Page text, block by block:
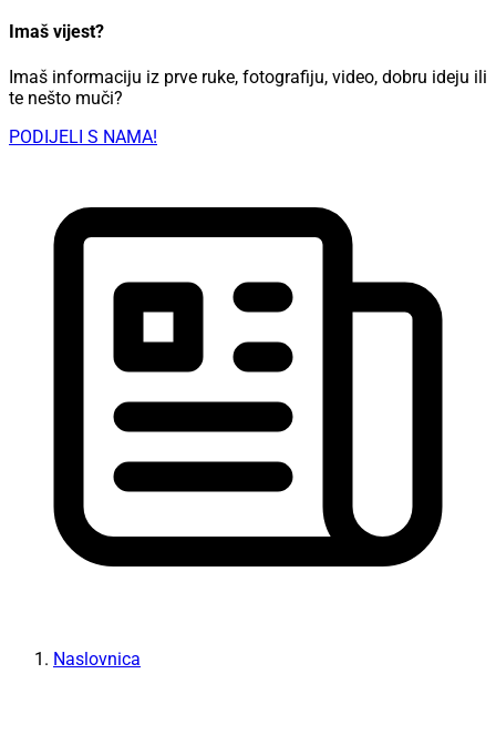
Imaš vijest?
Imaš informaciju iz prve ruke, fotografiju, video, dobru ideju ili
te nešto muči?
PODIJELI S NAMA!
Naslovnica